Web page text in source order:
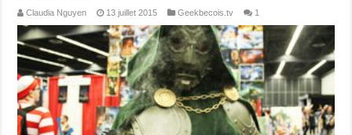
Claudia Nguyen 13 juillet 2015 Geekbecois.tv 1